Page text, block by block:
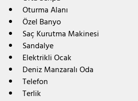
Oturma Alanı
Özel Banyo
Saç Kurutma Makinesi
Sandalye
Elektrikli Ocak
Deniz Manzaralı Oda
Telefon
Terlik